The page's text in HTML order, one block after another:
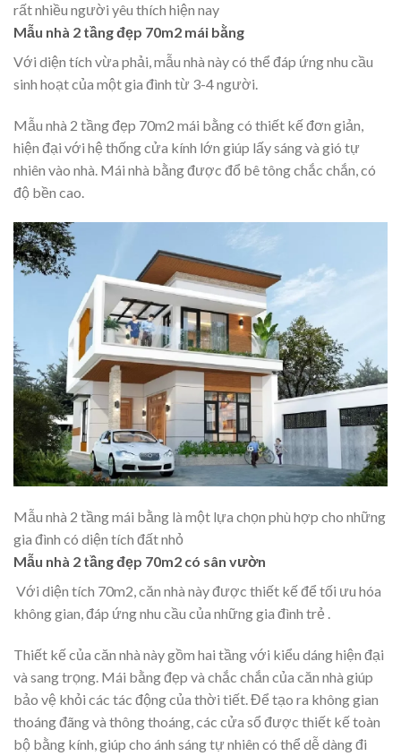
rất nhiều người yêu thích hiện nay
Mẫu nhà 2 tầng đẹp 70m2 mái bằng
Với diện tích vừa phải, mẫu nhà này có thể đáp ứng nhu cầu
sinh hoạt của một gia đình từ 3-4 người.
Mẫu nhà 2 tầng đẹp 70m2 mái bằng có thiết kế đơn giản,
hiện đại với hệ thống cửa kính lớn giúp lấy sáng và gió tự
nhiên vào nhà. Mái nhà bằng được đổ bê tông chắc chắn, có
độ bền cao.
Mẫu nhà 2 tầng mái bằng là một lựa chọn phù hợp cho những
gia đình có diện tích đất nhỏ
Mẫu nhà 2 tầng đẹp 70m2 có sân vườn
Với diện tích 70m2, căn nhà này được thiết kế để tối ưu hóa
không gian, đáp ứng nhu cầu của những gia đình trẻ .
Thiết kế của căn nhà này gồm hai tầng với kiểu dáng hiện đại
và sang trọng. Mái bằng đẹp và chắc chắn của căn nhà giúp
bảo vệ khỏi các tác động của thời tiết. Để tạo ra không gian
thoáng đãng và thông thoáng, các cửa sổ được thiết kế toàn
bộ bằng kính, giúp cho ánh sáng tự nhiên có thể dễ dàng đi